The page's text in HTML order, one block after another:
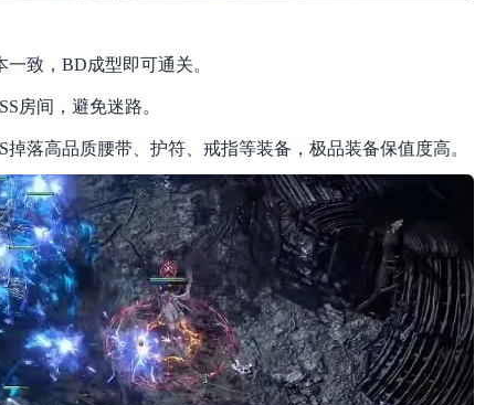
致，BD成型即可通关。
房间，避免迷路。
落高品质腰带、护符、戒指等装备，极品装备保值度高。